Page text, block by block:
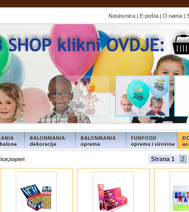
Naslovnica | E-pošta | O nama |
FUNFOOD products
Strana 1 2